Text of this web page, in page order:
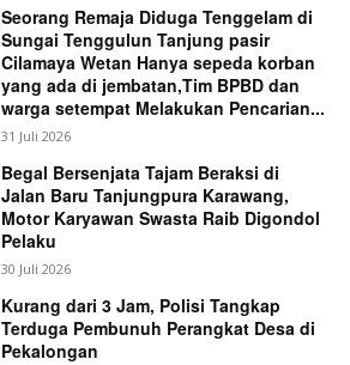
Seorang Remaja Diduga Tenggelam di
Sungai Tenggulun Tanjung pasir
Cilamaya Wetan Hanya sepeda korban
yang ada di jembatan,Tim BPBD dan
warga setempat Melakukan Pencarian...
31 Juli 2026
Begal Bersenjata Tajam Beraksi di
Jalan Baru Tanjungpura Karawang,
Motor Karyawan Swasta Raib Digondol
Pelaku
30 Juli 2026
Kurang dari 3 Jam, Polisi Tangkap
Terduga Pembunuh Perangkat Desa di
Pekalongan